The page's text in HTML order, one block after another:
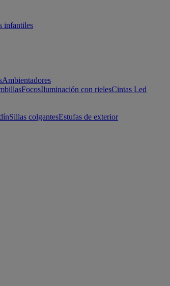
infantiles
Ambientadores
FocosIluminación con rielesCintas Led
Sillas colgantesEstufas de exterior